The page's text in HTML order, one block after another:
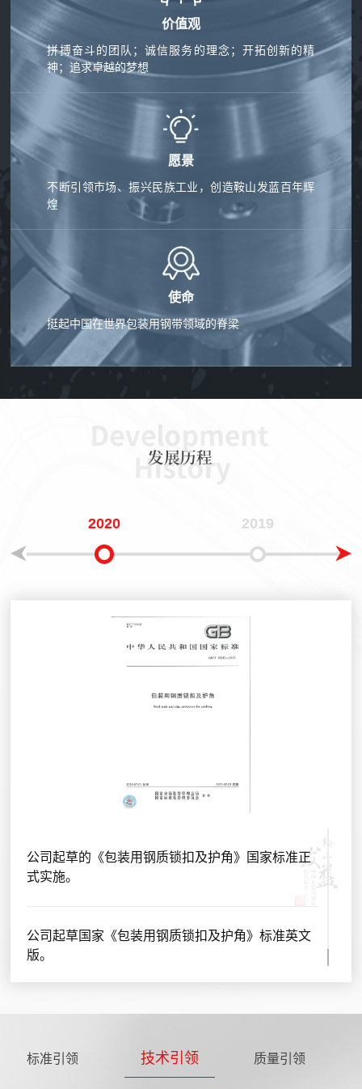
价值观
拼搏奋斗的团队；诚信服务的理念；开拓创新的精
神；追求卓越的梦想
愿景
不断引领市场、振兴民族工业，创造鞍山发蓝百年辉
煌
使命
挺起中国在世界包装用钢带领域的脊梁
2020 2019
公司起草的《包装用钢质锁扣及护角》国家标准正
式实施。
公司起草国家《包装用钢质锁扣及护角》标准英文
版。
标准引领 技术引领 质量引领